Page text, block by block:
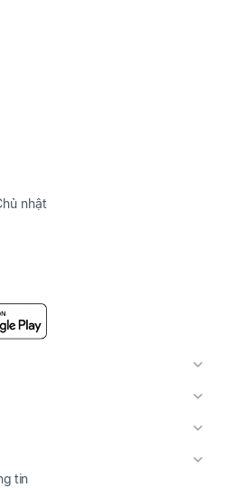
nhật
tin